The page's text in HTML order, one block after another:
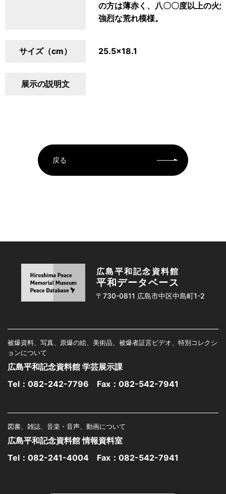
の方は薄赤く、八〇〇度以上の火
強烈な荒れ模様。
サイズ（cm） 25.5×18.1
展示の説明文
戻る
広島平和記念資料館
平和データベース
〒730-0811 広島市中区中島町1-2
被爆資料、写真、原爆の絵、美術品、被爆者証言ビデオ、特別コレクシ
ョンについて
広島平和記念資料館 学芸展示課
Tel： 082-242-7796 Fax：082-542-7941
図書、雑誌、音楽・音声、動画について
広島平和記念資料館 情報資料室
Tel： 082-241-4004 Fax：082-542-7941